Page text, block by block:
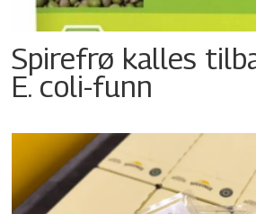
Spirefrø kalles
E. coli-funn